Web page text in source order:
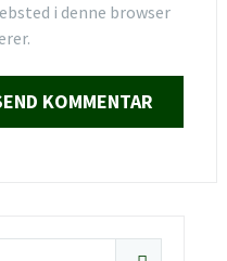
i denne browser